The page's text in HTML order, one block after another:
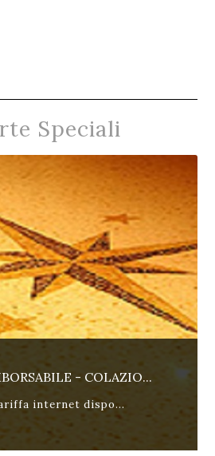
Speciali
- COLAZIO...
internet dispo...